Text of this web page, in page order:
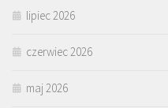
lipiec 2026
czerwiec 2026
maj 2026